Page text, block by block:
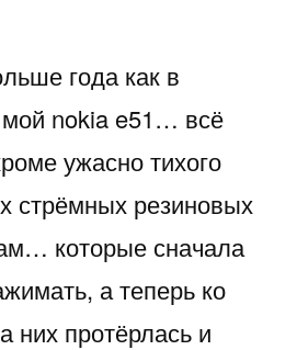
года как в
nokia e51… всё
ужасно тихого
стрёмных резиновых
которые сначала
а теперь ко
них протёрлась и